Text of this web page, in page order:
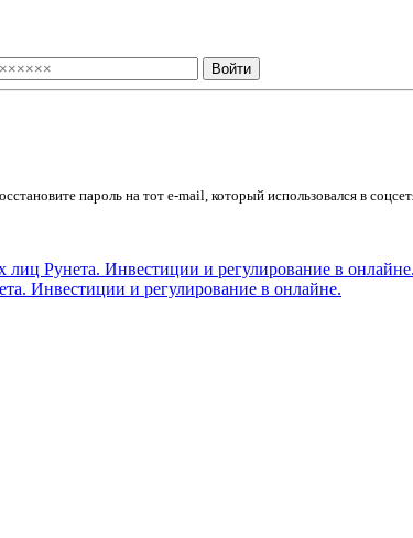
пароль на тот e-mail, который использовался в
Инвестиции и регулирование в онлайне.